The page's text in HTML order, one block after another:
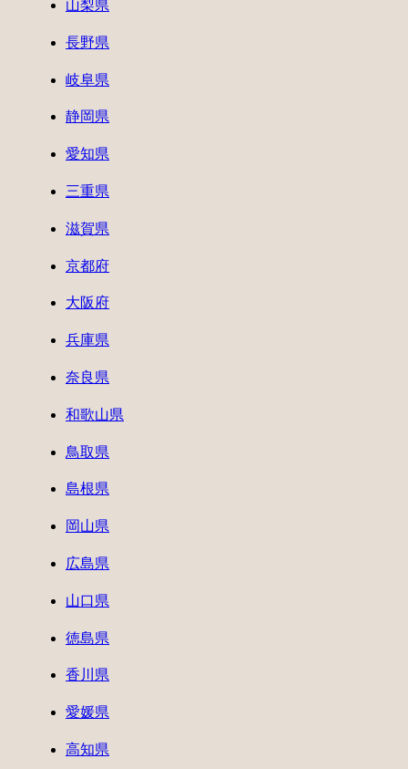
山梨県
長野県
岐阜県
静岡県
愛知県
三重県
滋賀県
京都府
大阪府
兵庫県
奈良県
和歌山県
鳥取県
島根県
岡山県
広島県
山口県
徳島県
香川県
愛媛県
高知県